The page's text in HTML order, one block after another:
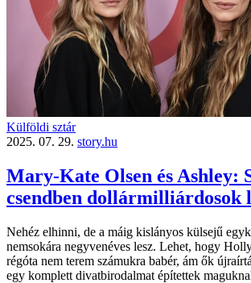
Külföldi sztár
2025. 07. 29. story.hu
Mary-Kate Olsen és Ashley:
csendben dollármilliárdosok
Nehéz elhinni, de a máig kislányos külsejű
nemsokára negyvenéves lesz. Lehet, hogy
régóta nem terem számukra babér, ám ők
egy komplett divatbirodalmat építettek